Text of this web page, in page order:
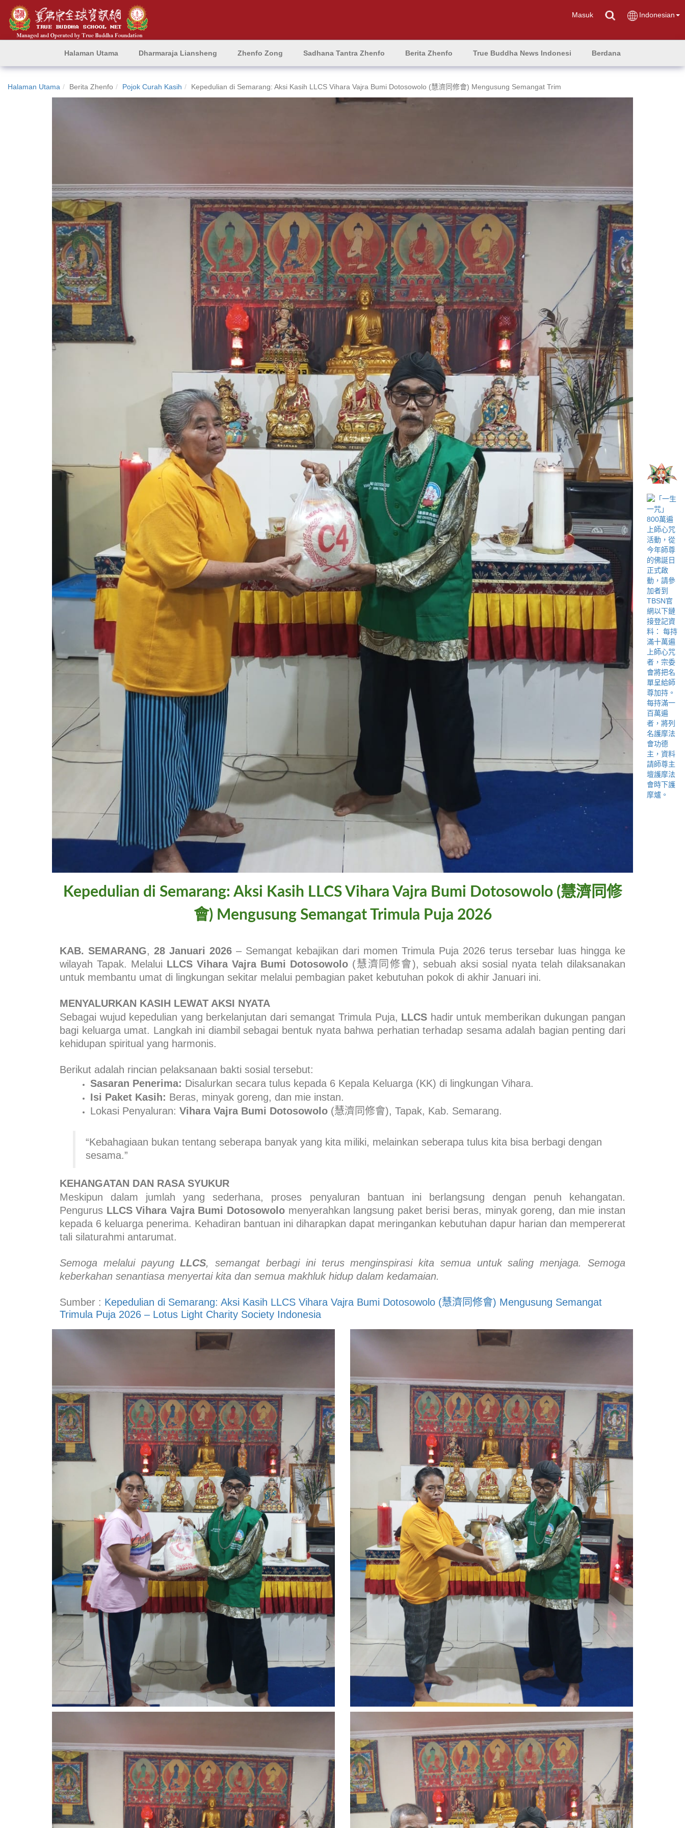
Masuk Indonesian
Halaman Utama Dharmaraja Liansheng Zhenfo Zong Sadhana Tantra Zhenfo Berita Zhenfo True Buddha News Indonesi Berdana
Halaman Utama Berita Zhenfo Pojok Curah Kasih Kepedulian di Semarang: Aksi Kasih LLCS Vihara Vajra Bumi Dotosowolo (慧濟同修會) Mengusung Semangat Trim
Kepedulian di Semarang: Aksi Kasih LLCS Vihara Vajra Bumi Dotosowolo (慧濟同修
會) Mengusung Semangat Trimula Puja 2026
KAB. SEMARANG, 28 Januari 2026 – Semangat kebajikan dari momen Trimula Puja 2026 terus tersebar luas hingga ke
wilayah Tapak. Melalui LLCS Vihara Vajra Bumi Dotosowolo (慧濟同修會), sebuah aksi sosial nyata telah dilaksanakan
untuk membantu umat di lingkungan sekitar melalui pembagian paket kebutuhan pokok di akhir Januari ini.
MENYALURKAN KASIH LEWAT AKSI NYATA
Sebagai wujud kepedulian yang berkelanjutan dari semangat Trimula Puja, LLCS hadir untuk memberikan dukungan pangan
bagi keluarga umat. Langkah ini diambil sebagai bentuk nyata bahwa perhatian terhadap sesama adalah bagian penting dari
kehidupan spiritual yang harmonis.
Berikut adalah rincian pelaksanaan bakti sosial tersebut:
Sasaran Penerima: Disalurkan secara tulus kepada 6 Kepala Keluarga (KK) di lingkungan Vihara.
Isi Paket Kasih: Beras, minyak goreng, dan mie instan.
Lokasi Penyaluran: Vihara Vajra Bumi Dotosowolo (慧濟同修會), Tapak, Kab. Semarang.
“Kebahagiaan bukan tentang seberapa banyak yang kita miliki, melainkan seberapa tulus kita bisa berbagi dengan
sesama.”
KEHANGATAN DAN RASA SYUKUR
Meskipun dalam jumlah yang sederhana, proses penyaluran bantuan ini berlangsung dengan penuh kehangatan.
Pengurus LLCS Vihara Vajra Bumi Dotosowolo menyerahkan langsung paket berisi beras, minyak goreng, dan mie instan
kepada 6 keluarga penerima. Kehadiran bantuan ini diharapkan dapat meringankan kebutuhan dapur harian dan mempererat
tali silaturahmi antarumat.
Semoga melalui payung LLCS, semangat berbagi ini terus menginspirasi kita semua untuk saling menjaga. Semoga
keberkahan senantiasa menyertai kita dan semua makhluk hidup dalam kedamaian.
Sumber : Kepedulian di Semarang: Aksi Kasih LLCS Vihara Vajra Bumi Dotosowolo (慧濟同修會) Mengusung Semangat
Trimula Puja 2026 – Lotus Light Charity Society Indonesia